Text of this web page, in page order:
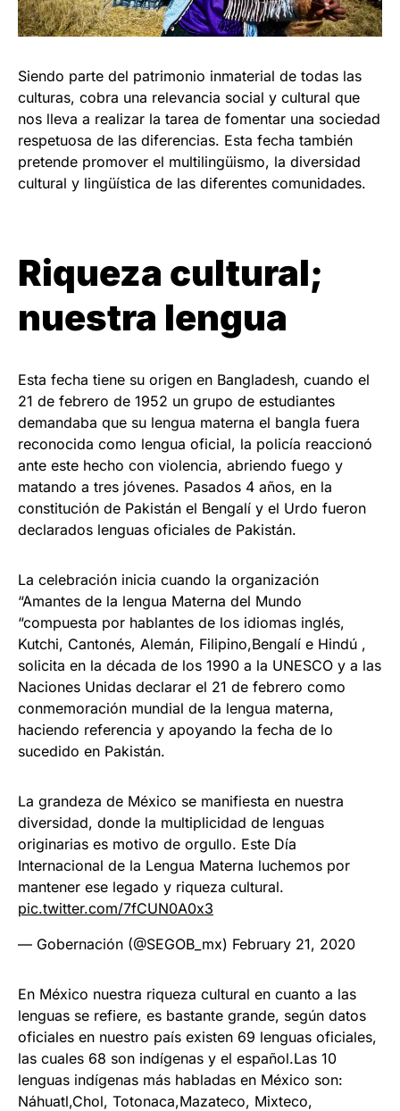
Siendo parte del patrimonio inmaterial de todas las
culturas, cobra una relevancia social y cultural que
nos lleva a realizar la tarea de fomentar una sociedad
respetuosa de las diferencias. Esta fecha también
pretende promover el multilingüismo, la diversidad
cultural y lingüística de las diferentes comunidades.
Riqueza cultural;
nuestra lengua
Esta fecha tiene su origen en Bangladesh, cuando el
21 de febrero de 1952 un grupo de estudiantes
demandaba que su lengua materna el bangla fuera
reconocida como lengua oficial, la policía reaccionó
ante este hecho con violencia, abriendo fuego y
matando a tres jóvenes. Pasados 4 años, en la
constitución de Pakistán el Bengalí y el Urdo fueron
declarados lenguas oficiales de Pakistán.
La celebración inicia cuando la organización
“Amantes de la lengua Materna del Mundo
“compuesta por hablantes de los idiomas inglés,
Kutchi, Cantonés, Alemán, Filipino,Bengalí e Hindú ,
solicita en la década de los 1990 a la UNESCO y a las
Naciones Unidas declarar el 21 de febrero como
conmemoración mundial de la lengua materna,
haciendo referencia y apoyando la fecha de lo
sucedido en Pakistán.
La grandeza de México se manifiesta en nuestra
diversidad, donde la multiplicidad de lenguas
originarias es motivo de orgullo. Este Día
Internacional de la Lengua Materna luchemos por
mantener ese legado y riqueza cultural.
pic.twitter.com/7fCUN0A0x3
— Gobernación (@SEGOB_mx) February 21, 2020
En México nuestra riqueza cultural en cuanto a las
lenguas se refiere, es bastante grande, según datos
oficiales en nuestro país existen 69 lenguas oficiales,
las cuales 68 son indígenas y el español.Las 10
lenguas indígenas más habladas en México son:
Náhuatl,Chol, Totonaca,Mazateco, Mixteco,